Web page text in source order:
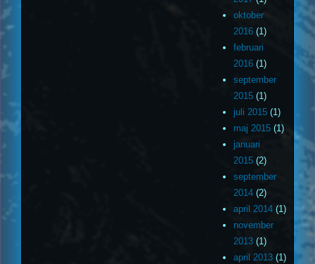
oktober
2016(1)
februari
2016(1)
september
2015(1)
juli 2015(1)
maj 2015(1)
januari
2015(2)
september
2014(2)
april 2014(1)
november
2013(1)
april 2013(1)